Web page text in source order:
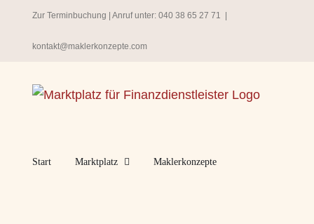
springen
Zur Terminbuchung | Anruf unter: 040 38 65 27 71
kontakt@maklerkonzepte.com
Start Marktplatz Maklerkonzepte